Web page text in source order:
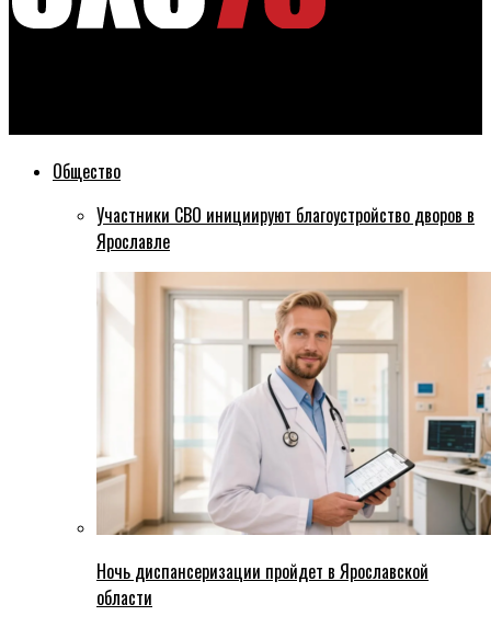
Общество
Участники СВО инициируют благоустройство дворов в
Ярославле
Ночь диспансеризации пройдет в Ярославской
области